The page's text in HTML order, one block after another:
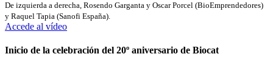
De izquierda a derecha, Rosendo Garganta y Oscar Porcel (BioEmprendedores)
y Raquel Tapia (Sanofi España).
Accede al vídeo
Inicio de la celebración del 20º aniversario de Biocat